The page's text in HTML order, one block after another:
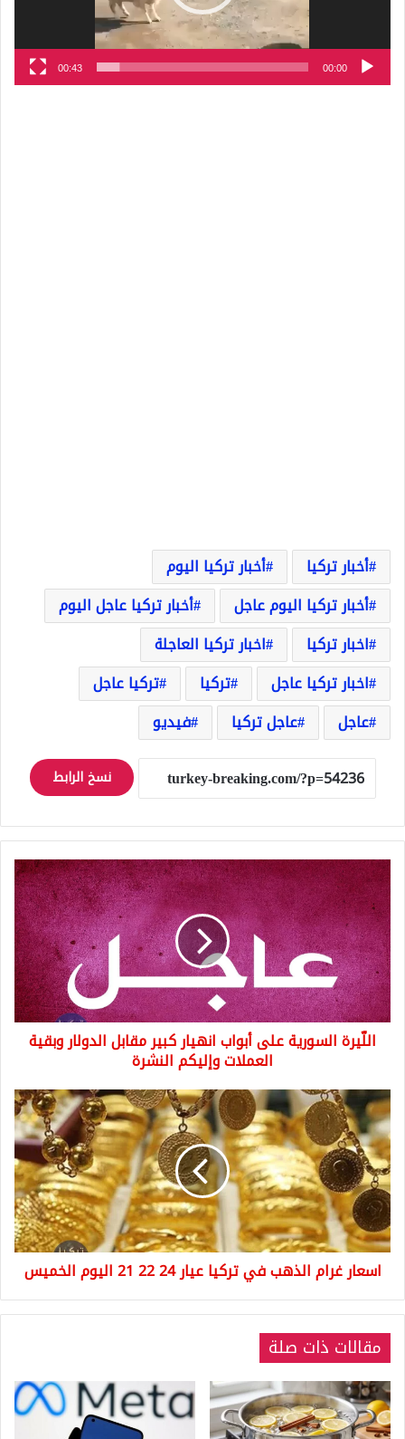
00:00
00:43
أخبار تركيا
أخبار تركيا اليوم
أخبار تركيا اليوم عاجل
أخبار تركيا عاجل اليوم
اخبار تركيا
اخبار تركيا العاجلة
اخبار تركيا عاجل
تركيا
تركيا عاجل
عاجل
عاجل تركيا فيديو
نسخ الرابط
اللّيرة
السورية
على
أبواب
انهيار
كبير
مقابل
الدولار
وبقية
العملات
اللّيرة السورية على أبواب انهيار كبير مقابل الدولار وبقية
العملات وإليكم النشرة
اسعار
غرام
الذهب
في
تركيا
عيار
24
22
21
اليوم
اسعار غرام الذهب في تركيا عيار 24 22 21 اليوم الخميس
مقالات ذات صلة